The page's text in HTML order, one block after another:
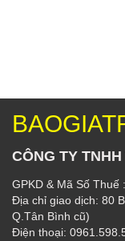
CÔNG TY
GPKD & Mã Số Thuế
Địa chỉ giao dịch: 80
Q.Tân Bình cũ)
Điện thoại: